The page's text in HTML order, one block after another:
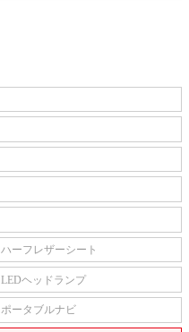
ハーフレザーシート
LEDヘッドランプ
ポータブルナビ